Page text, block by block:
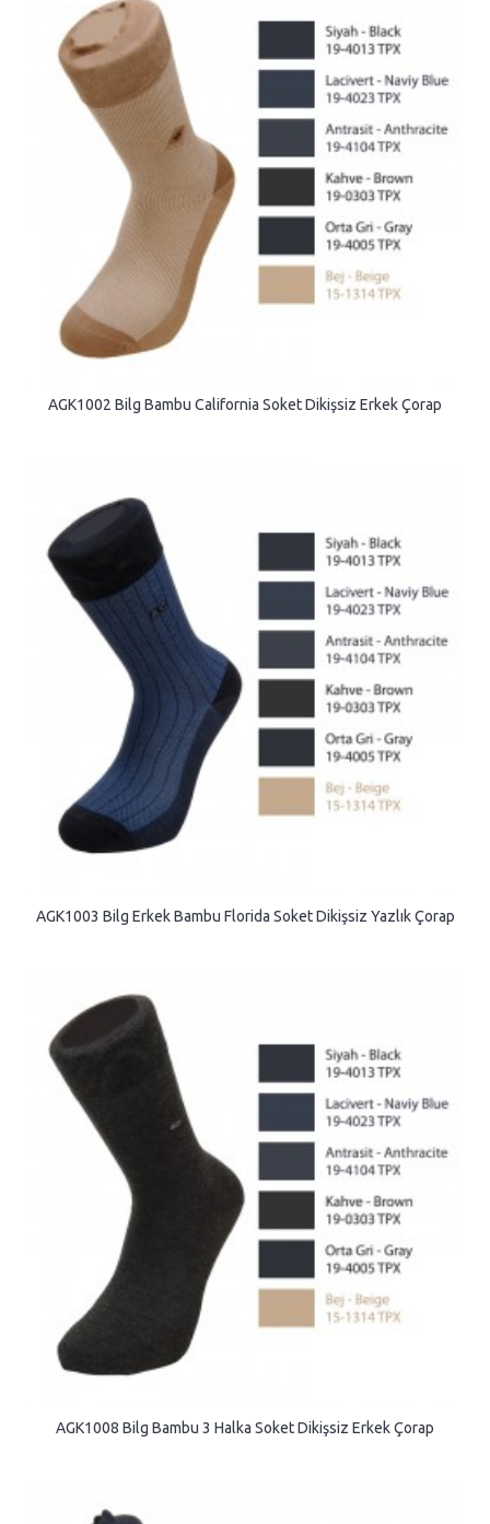
AGK1002 Bilg Bambu California Soket Dikişsiz Erkek Çorap
AGK1003 Bilg Erkek Bambu Florida Soket Dikişsiz Yazlık Çorap
AGK1008 Bilg Bambu 3 Halka Soket Dikişsiz Erkek Çorap